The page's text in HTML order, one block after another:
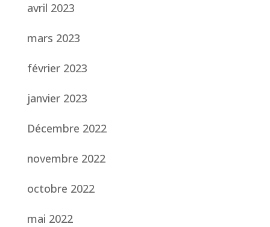
avril 2023
mars 2023
février 2023
janvier 2023
Décembre 2022
novembre 2022
octobre 2022
mai 2022